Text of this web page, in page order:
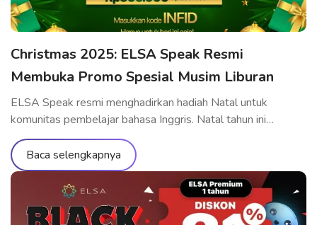
Christmas 2025: ELSA Speak Resmi
Membuka Promo Spesial Musim Liburan
ELSA Speak resmi menghadirkan hadiah Natal untuk
komunitas pembelajar bahasa Inggris. Natal tahun ini
menjadi momen yang tepat untuk berinvestasi secara serius
dalam meningkatkan kemampuan pelafalan dan komunikasi
bahasa Inggris dengan biaya yang optimal—kesempatan
yang jarang hadir sepanjang tahun. Program ini berlaku untuk
paket belajar ELSA Pro dan ELSA Premium, membantu
Anda meningkatkan kemampuan berbicara […]
Baca selengkapnya